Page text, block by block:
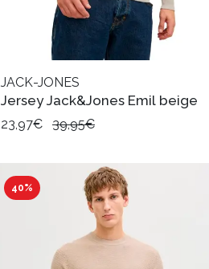
JACK-JONES
Jersey Jack&Jones Emil beige
23,97€ 39,95€
40%